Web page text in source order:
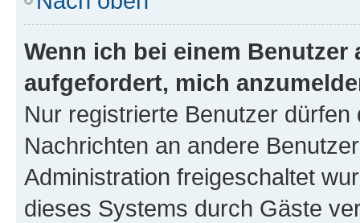
Wenn ich bei einem
aufgefordert, mich
Nur registrierte Benutzer
Nachrichten an andere
Administration freigeschaltet
dieses Systems durch Gäste